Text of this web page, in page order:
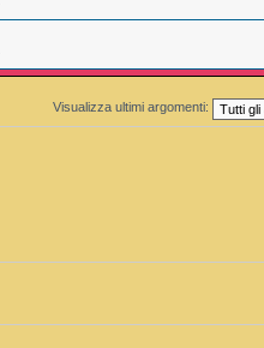
Visualizza ultimi argomenti: